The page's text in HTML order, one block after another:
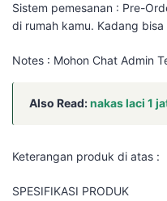
Sistem pemesanan : Pre-
di rumah kamu. Kadang
Notes : Mohon Chat Admin
Also Read:nakas laci 1
Keterangan produk di atas :
SPESIFIKASI PRODUK